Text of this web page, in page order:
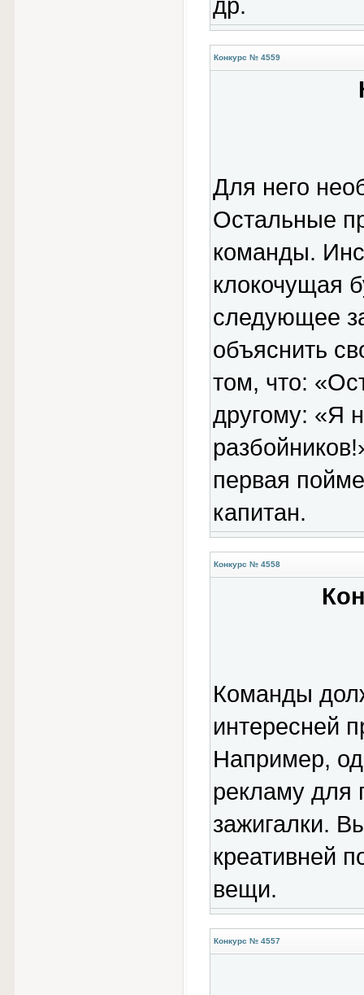
др.
Конкурс № 4559
Для него
Остальные
команды.
клокочущая
следующее
объяснить
том, что:
другому: «Я
первая
капитан.
Конкурс № 4558
Команды
интересней
Например,
рекламу для
зажигалки.
креативней
вещи.
Конкурс № 4557